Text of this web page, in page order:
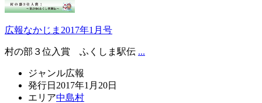
広報なかじま2017年1月号
村の部３位入賞 ふくしま駅伝 ...
ジャンル広報
発行日 2017年1月20日
エリア中島村